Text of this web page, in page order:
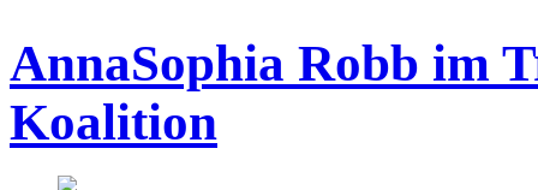
AnnaSophia Robb im
Koalition